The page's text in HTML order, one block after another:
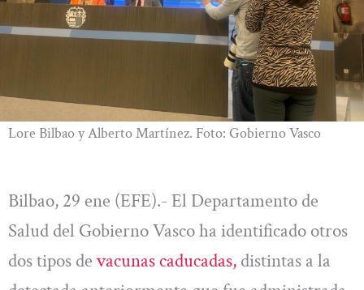
Lore Bilbao y Alberto Martínez. Foto: Gobierno Vasco
Bilbao, 29 ene (EFE).- El Departamento de
Salud del Gobierno Vasco ha identificado otros
dos tipos de vacunas caducadas, distintas a la